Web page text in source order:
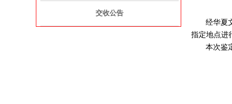
交收公告
经华夏
指定地点进
本次鉴